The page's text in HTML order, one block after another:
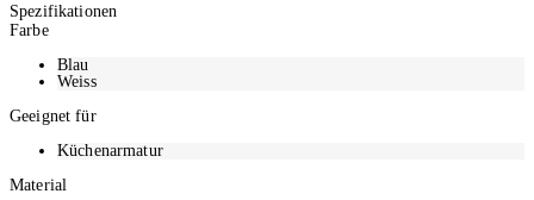
Spezifikationen
Farbe
Blau
Weiss
Geeignet für
Küchenarmatur
Material